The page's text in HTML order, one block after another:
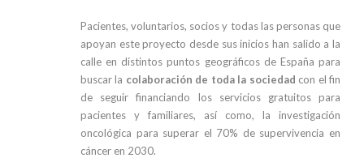
Pacientes, voluntarios, socios y todas las personas que
apoyan este proyecto desde sus inicios han salido a la
calle en distintos puntos geográficos de España para
buscar la colaboración de toda la sociedad con el fin
de seguir financiando los servicios gratuitos para
pacientes y familiares, así como, la investigación
oncológica para superar el 70% de supervivencia en
cáncer en 2030.